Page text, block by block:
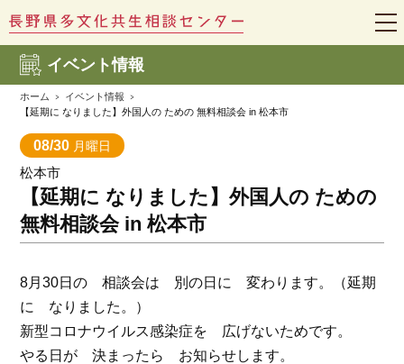
t
l
イベント情報
ホーム
イベント情報
【延期に なりました】外国人の ための 無料相談会 in 松本市
08/30 月曜日
松本市
【延期に なりました】外国人の ための
無料相談会 in 松本市
8月30日の 相談会は 別の日に 変わります。（延期
に なりました。）
新型コロナウイルス感染症を 広げないためです。
やる日が 決まったら お知らせします。